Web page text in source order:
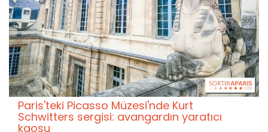
Paris'teki Picasso Müzesi'nde Kurt
Schwitters sergisi: avangardın yaratıcı
kaosu